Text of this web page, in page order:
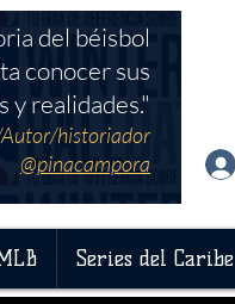
Series del Caribe
del béisbol
conocer sus
y realidades."
Autor/historiador
@pinacampora